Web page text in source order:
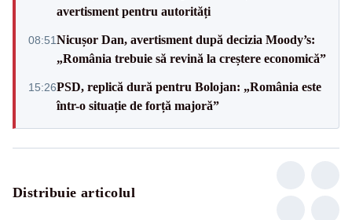
avertisment pentru autorități
08:51Nicușor Dan, avertisment după decizia Moody’s:
„România trebuie să revină la creștere economică”
15:26PSD, replică dură pentru Bolojan: „România este
într-o situație de forță majoră”
Distribuie articolul